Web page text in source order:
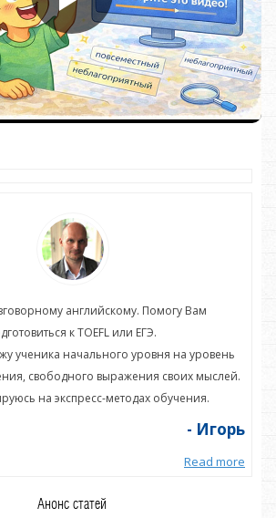
английскому. Помогу Вам
к TOEFL или ЕГЭ.
ученика начального уровня на уровень
свободного выражения своих мыслей.
на экспресс-методах обучения.
- Игорь
Read more
Анонс статей